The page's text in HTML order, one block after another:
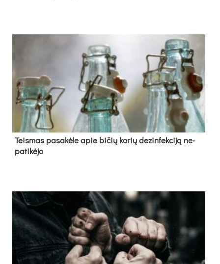
Teis­mas pa­sa­kė­le apie bi­čių ko­rių de­zin­fek­ci­ją ne­
pa­ti­kė­jo